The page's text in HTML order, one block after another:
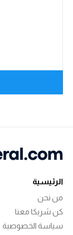
الرئيسية
من نحن
كن شريكا معنا
سياسة الخصوصية